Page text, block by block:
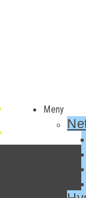
Meny